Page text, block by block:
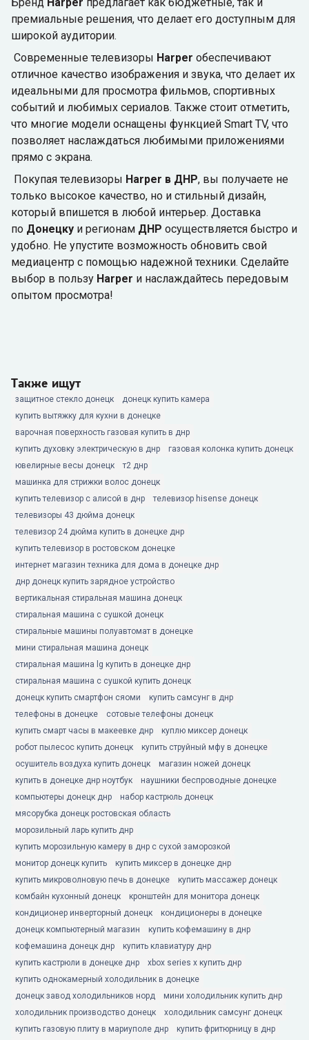
премиальные решения, что делает его доступным для
широкой аудитории.
Современные телевизоры Harper обеспечивают
отличное качество изображения и звука, что делает их
идеальными для просмотра фильмов, спортивных
событий и любимых сериалов. Также стоит отметить,
что многие модели оснащены функцией Smart TV, что
позволяет наслаждаться любимыми приложениями
прямо с экрана.
Покупая телевизоры Harper в ДНР, вы получаете не
только высокое качество, но и стильный дизайн,
который впишется в любой интерьер. Доставка
по Донецку и регионам ДНР осуществляется быстро и
удобно. Не упустите возможность обновить свой
медиацентр с помощью надежной техники. Сделайте
выбор в пользу Harper и наслаждайтесь передовым
опытом просмотра!
Также ищут
защитное стекло донецк
донецк купить камера
купить вытяжку для кухни в донецке
варочная поверхность газовая купить в днр
купить духовку электрическую в днр
газовая колонка купить донецк
ювелирные весы донецк
т2 днр
машинка для стрижки волос донецк
купить телевизор с алисой в днр
телевизор hisense донецк
телевизоры 43 дюйма донецк
телевизор 24 дюйма купить в донецке днр
купить телевизор в ростовском донецке
интернет магазин техника для дома в донецке днр
днр донецк купить зарядное устройство
вертикальная стиральная машина донецк
стиральная машина с сушкой донецк
стиральные машины полуавтомат в донецке
мини стиральная машина донецк
стиральная машина lg купить в донецке днр
стиральная машина с сушкой купить донецк
донецк купить смартфон сяоми
купить самсунг в днр
телефоны в донецке
сотовые телефоны донецк
купить смарт часы в макеевке днр
куплю миксер донецк
робот пылесос купить донецк
купить струйный мфу в донецке
осушитель воздуха купить донецк
магазин ножей донецк
купить в донецке днр ноутбук
наушники беспроводные донецке
компьютеры донецк днр
набор кастрюль донецк
мясорубка донецк ростовская область
морозильный ларь купить днр
купить морозильную камеру в днр с сухой заморозкой
монитор донецк купить
купить миксер в донецке днр
купить микроволновую печь в донецке
купить массажер донецк
комбайн кухонный донецк
кронштейн для монитора донецк
кондиционер инверторный донецк
кондиционеры в донецке
донецк компьютерный магазин
купить кофемашину в днр
кофемашина донецк днр
купить клавиатуру днр
купить кастрюли в донецке днр
xbox series x купить днр
купить однокамерный холодильник в донецке
донецк завод холодильников норд
мини холодильник купить днр
холодильник производство донецк
холодильник самсунг донецк
купить газовую плиту в мариуполе днр
купить фритюрницу в днр